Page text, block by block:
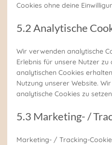
Cookies ohne deine
5.2 Analytische
Wir verwenden analytische
Erlebnis für unsere Nutzer
analytischen Cookies
Nutzung unserer Website.
analytische Cookies zu
5.3 Marketing- /
Marketing- / Tracking-